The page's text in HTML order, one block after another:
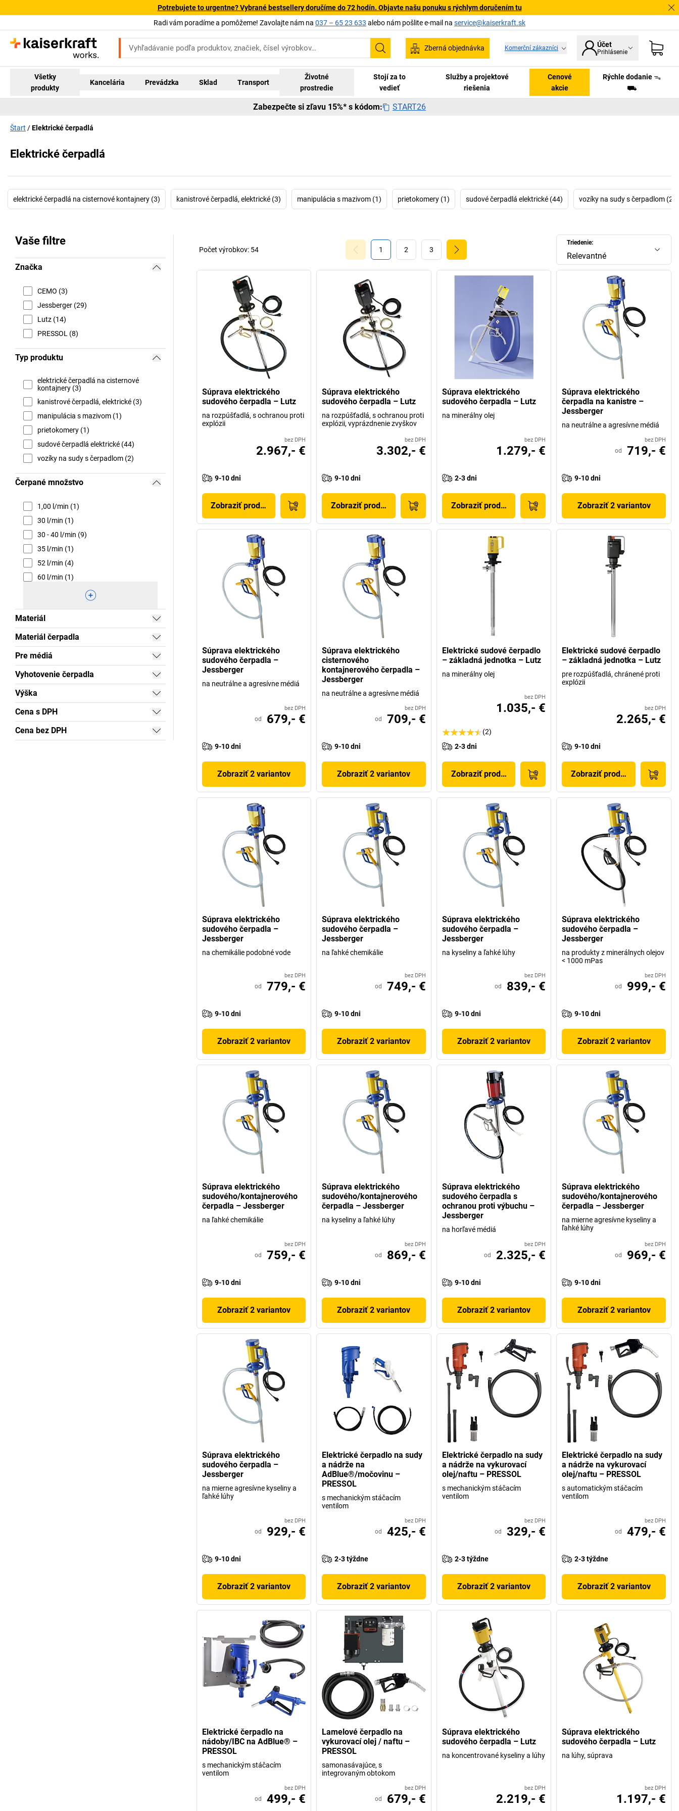
Potrebujete to urgentne? Vybrané bestsellery doručíme do 72 hodín. Objavte našu ponuku s rýchlym doručením tu
Radi vám poradíme a pomôžeme! Zavolajte nám na 037 – 65 23 633 alebo nám pošlite e-mail na service@kaiserkraft.sk
Vyhľadávanie
Zberná objednávka Komerční zákazníci Účet
Prihlásenie
Všetky
produkty
Kancelária Prevádzka Sklad Transport
Životné
prostredie
Stojí za to
vedieť
Služby a projektové
riešenia
Cenové
akcie
Rýchle dodanie ᯓ
⛟
Zabezpečte si zľavu 15%* s kódom: START26
Štart Elektrické čerpadlá
Elektrické čerpadlá
elektrické čerpadlá na cisternové kontajnery (3) kanistrové čerpadlá, elektrické (3) manipulácia s mazivom (1) prietokomery (1) sudové čerpadlá elektrické (44) vozíky na sudy s čerpadlom (2)
Vaše filtre
Značka
CEMO (3)
Jessberger (29)
Lutz (14)
PRESSOL (8)
Typ produktu
elektrické čerpadlá na cisternové
kontajnery (3)
kanistrové čerpadlá, elektrické (3)
manipulácia s mazivom (1)
prietokomery (1)
sudové čerpadlá elektrické (44)
vozíky na sudy s čerpadlom (2)
Čerpané množstvo
1,00 l/min (1)
30 l/min (1)
30 - 40 l/min (9)
35 l/min (1)
52 l/min (4)
60 l/min (1)
Materiál
Materiál čerpadla
Pre médiá
Vyhotovenie čerpadla
Výška
Cena s DPH
Cena bez DPH
Triedenie:
Relevantné
1 2 3
Počet výrobkov: 54
Súprava elektrického
sudového čerpadla – Lutz
na rozpúšťadlá, s ochranou proti
explózii
bez DPH
2.967,- €
9-10 dni
Zobraziť produkt
Súprava elektrického
sudového čerpadla – Lutz
na rozpúšťadlá, s ochranou proti
explózii, vyprázdnenie zvyškov
bez DPH
3.302,- €
9-10 dni
Zobraziť produkt
Súprava elektrického
sudového čerpadla – Lutz
na minerálny olej
bez DPH
1.279,- €
2-3 dni
Zobraziť produkt
Súprava elektrického
čerpadla na kanistre –
Jessberger
na neutrálne a agresívne médiá
bez DPH
od 719,- €
9-10 dni
Zobraziť 2 variantov
Súprava elektrického
sudového čerpadla –
Jessberger
na neutrálne a agresívne médiá
bez DPH
od 679,- €
9-10 dni
Zobraziť 2 variantov
Súprava elektrického
cisternového
kontajnerového čerpadla –
Jessberger
na neutrálne a agresívne médiá
bez DPH
od 709,- €
9-10 dni
Zobraziť 2 variantov
Elektrické sudové čerpadlo
– základná jednotka – Lutz
na minerálny olej
bez DPH
1.035,- €
(2)
2-3 dni
Zobraziť produkt
Elektrické sudové čerpadlo
– základná jednotka – Lutz
pre rozpúšťadlá, chránené proti
explózii
bez DPH
2.265,- €
9-10 dni
Zobraziť produkt
Súprava elektrického
sudového čerpadla –
Jessberger
na chemikálie podobné vode
bez DPH
od 779,- €
9-10 dni
Zobraziť 2 variantov
Súprava elektrického
sudového čerpadla –
Jessberger
na ľahké chemikálie
bez DPH
od 749,- €
9-10 dni
Zobraziť 2 variantov
Súprava elektrického
sudového čerpadla –
Jessberger
na kyseliny a ľahké lúhy
bez DPH
od 839,- €
9-10 dni
Zobraziť 2 variantov
Súprava elektrického
sudového čerpadla –
Jessberger
na produkty z minerálnych olejov
< 1000 mPas
bez DPH
od 999,- €
9-10 dni
Zobraziť 2 variantov
Súprava elektrického
sudového/kontajnerového
čerpadla – Jessberger
na ľahké chemikálie
bez DPH
od 759,- €
9-10 dni
Zobraziť 2 variantov
Súprava elektrického
sudového/kontajnerového
čerpadla – Jessberger
na kyseliny a ľahké lúhy
bez DPH
od 869,- €
9-10 dni
Zobraziť 2 variantov
Súprava elektrického
sudového čerpadla s
ochranou proti výbuchu –
Jessberger
na horľavé médiá
bez DPH
od 2.325,- €
9-10 dni
Zobraziť 2 variantov
Súprava elektrického
sudového/kontajnerového
čerpadla – Jessberger
na mierne agresívne kyseliny a
ľahké lúhy
bez DPH
od 969,- €
9-10 dni
Zobraziť 2 variantov
Súprava elektrického
sudového čerpadla –
Jessberger
na mierne agresívne kyseliny a
ľahké lúhy
bez DPH
od 929,- €
9-10 dni
Zobraziť 2 variantov
Elektrické čerpadlo na sudy
a nádrže na
AdBlue®/močovinu –
PRESSOL
s mechanickým stáčacím
ventilom
bez DPH
od 425,- €
2-3 týždne
Zobraziť 2 variantov
Elektrické čerpadlo na sudy
a nádrže na vykurovací
olej/naftu – PRESSOL
s mechanickým stáčacím
ventilom
bez DPH
od 329,- €
2-3 týždne
Zobraziť 2 variantov
Elektrické čerpadlo na sudy
a nádrže na vykurovací
olej/naftu – PRESSOL
s automatickým stáčacím
ventilom
bez DPH
od 479,- €
2-3 týždne
Zobraziť 2 variantov
Elektrické čerpadlo na
nádoby/IBC na AdBlue® –
PRESSOL
s mechanickým stáčacím
ventilom
bez DPH
od 499,- €
Lamelové čerpadlo na
vykurovací olej / naftu –
PRESSOL
samonasávajúce, s
integrovaným obtokom
bez DPH
od 679,- €
Súprava elektrického
sudového čerpadla – Lutz
na koncentrované kyseliny a lúhy
bez DPH
2.219,- €
Súprava elektrického
sudového čerpadla – Lutz
na lúhy, súprava
bez DPH
1.197,- €